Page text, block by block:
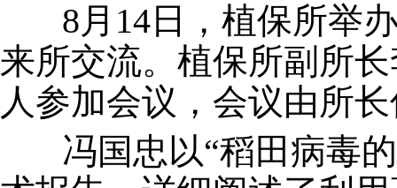
8月14日，植保所举办
来所交流。植保所副所
人参加会议，会议由所
冯国忠以“稻田病毒的